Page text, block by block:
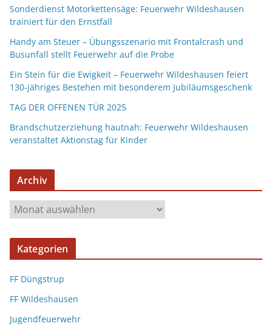
Sonderdienst Motorkettensäge: Feuerwehr Wildeshausen
trainiert für den Ernstfall
Handy am Steuer – Übungsszenario mit Frontalcrash und
Busunfall stellt Feuerwehr auf die Probe
Ein Stein für die Ewigkeit – Feuerwehr Wildeshausen feiert
130-jähriges Bestehen mit besonderem Jubiläumsgeschenk
TAG DER OFFENEN TÜR 2025
Brandschutzerziehung hautnah: Feuerwehr Wildeshausen
veranstaltet Aktionstag für Kinder
Archiv
Kategorien
FF Düngstrup
FF Wildeshausen
Jugendfeuerwehr